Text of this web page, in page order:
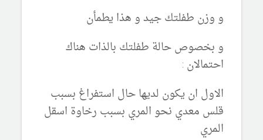
و وزن طفلتك جيد و هذا يطمأن
و بخصوص حالة طفلتك بالذات هناك
احتمالان :
الاول ان يكون لديها حال استفراغ بسبب
قلس معدي نحو المري بسبب رخاوة اسقل
المري